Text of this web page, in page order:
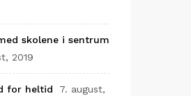
skolene i sentrum
2019
for heltid
7. august,